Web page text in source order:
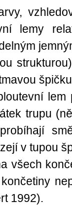
lemy
lem
trupu
v tupou
všech
1992).